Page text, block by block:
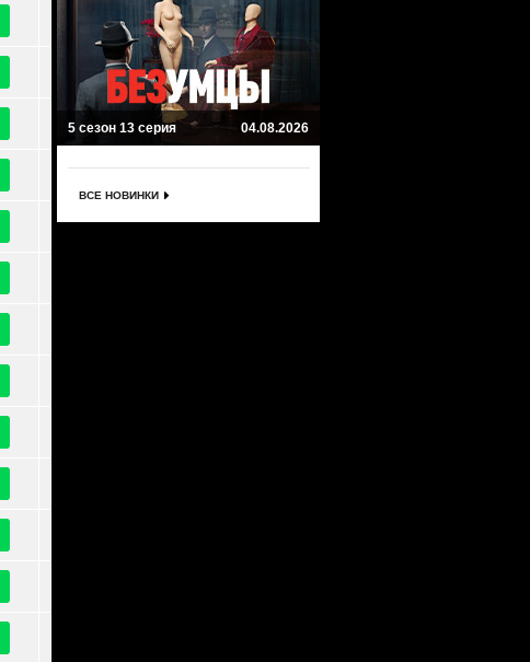
5 сезон 13 серия 04.08.2026
ВСЕ НОВИНКИ